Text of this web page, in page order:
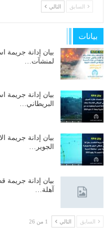
السابق التالي
بيانات
بيان إدانة جريمة
لمنشآت…
بيان إدانة جريمة
البريطاني…
الجوير…
بيان إدانة
آهلة…
السابق التالي 1 من 26